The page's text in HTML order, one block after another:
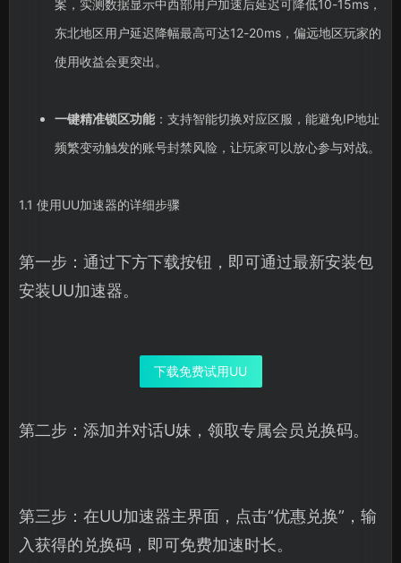
案，实测数据显示中西部用户加速后延迟可降低10-15ms，
东北地区用户延迟降幅最高可达12-20ms，偏远地区玩家的
使用收益会更突出。
一键精准锁区功能：支持智能切换对应区服，能避免IP地址
频繁变动触发的账号封禁风险，让玩家可以放心参与对战。
1.1 使用UU加速器的详细步骤
第一步：通过下方下载按钮，即可通过最新安装包
安装UU加速器。
下载免费试用UU
第二步：添加并对话U妹，领取专属会员兑换码。
第三步：在UU加速器主界面，点击“优惠兑换”，输
入获得的兑换码，即可免费加速时长。